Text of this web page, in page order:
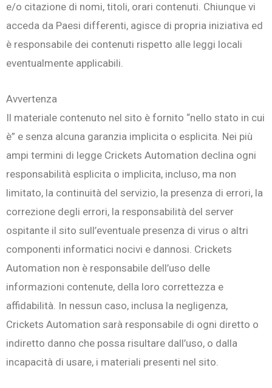
e/o citazione di nomi, titoli, orari contenuti. Chiunque vi
acceda da Paesi differenti, agisce di propria iniziativa ed
è responsabile dei contenuti rispetto alle leggi locali
eventualmente applicabili.
Avvertenza
Il materiale contenuto nel sito è fornito “nello stato in cui
è” e senza alcuna garanzia implicita o esplicita. Nei più
ampi termini di legge Crickets Automation declina ogni
responsabilità esplicita o implicita, incluso, ma non
limitato, la continuità del servizio, la presenza di errori, la
correzione degli errori, la responsabilità del server
ospitante il sito sull’eventuale presenza di virus o altri
componenti informatici nocivi e dannosi. Crickets
Automation non è responsabile dell’uso delle
informazioni contenute, della loro correttezza e
affidabilità. In nessun caso, inclusa la negligenza,
Crickets Automation sarà responsabile di ogni diretto o
indiretto danno che possa risultare dall’uso, o dalla
incapacità di usare, i materiali presenti nel sito.